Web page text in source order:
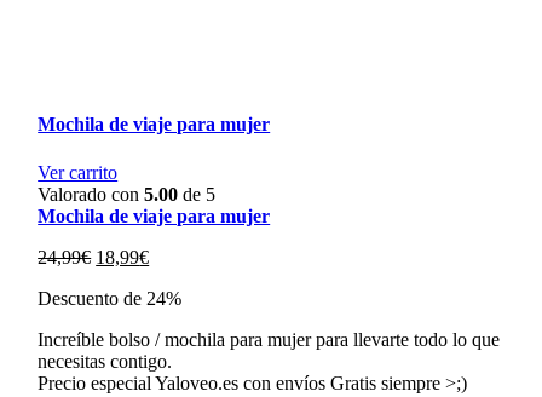
Mochila de viaje para mujer
Ver carrito
Valorado con5.00 de 5
Mochila de viaje para mujer
24,99€ El
original
24,99€.
18,99€El
actual
18,99€.
Descuento de 24%
Increíble bolso / mochila para mujer para llevarte todo lo que
necesitas contigo.
Precio especial Yaloveo.es con envíos Gratis siempre >;)